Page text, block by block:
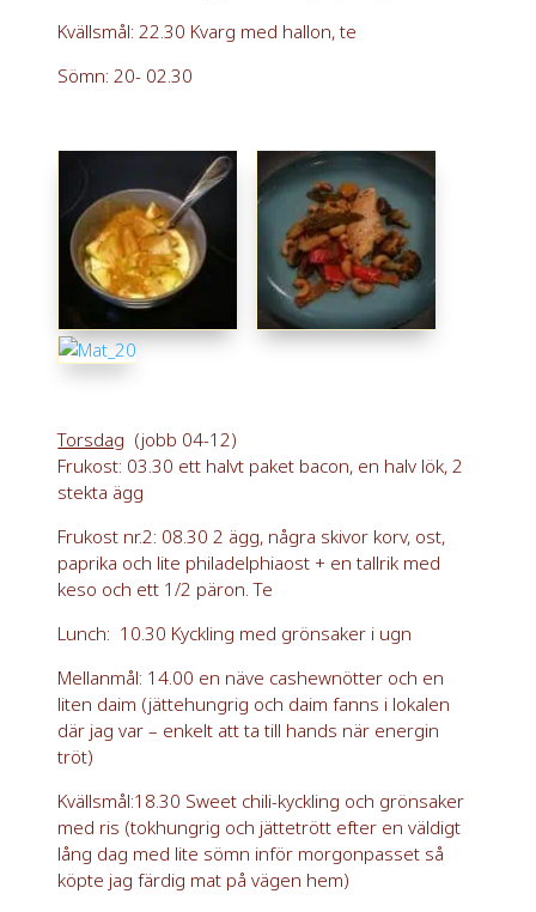
Kvällsmål: 22.30 Kvarg med hallon, te
Sömn: 20- 02.30
Torsdag (jobb 04-12)
Frukost: 03.30 ett halvt paket bacon, en halv lök, 2
stekta ägg
Frukost nr.2: 08.30 2 ägg, några skivor korv, ost,
paprika och lite philadelphiaost + en tallrik med
keso och ett 1/2 päron. Te
Lunch: 10.30 Kyckling med grönsaker i ugn
Mellanmål: 14.00 en näve cashewnötter och en
liten daim (jättehungrig och daim fanns i lokalen
där jag var – enkelt att ta till hands när energin
tröt)
Kvällsmål:18.30 Sweet chili-kyckling och grönsaker
med ris (tokhungrig och jättetrött efter en väldigt
lång dag med lite sömn inför morgonpasset så
köpte jag färdig mat på vägen hem)